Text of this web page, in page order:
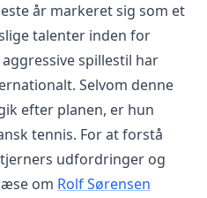
år markeret sig som et
talenter inden for
spillestil har
Selvom denne
efter planen, er hun
tennis. For at forstå
udfordringer og
om Rolf Sørensen